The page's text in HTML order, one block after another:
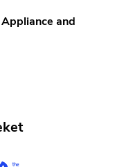
and